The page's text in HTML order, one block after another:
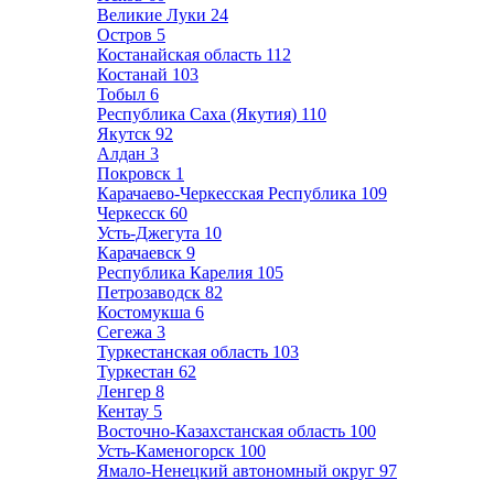
Великие Луки 24
Остров 5
Костанайская область 112
Костанай 103
Тобыл 6
Республика Саха (Якутия) 110
Якутск 92
Алдан 3
Покровск 1
Карачаево-Черкесская Республика 109
Черкесск 60
Усть-Джегута 10
Карачаевск 9
Республика Карелия 105
Петрозаводск 82
Костомукша 6
Сегежа 3
Туркестанская область 103
Туркестан 62
Ленгер 8
Кентау 5
Восточно-Казахстанская область 100
Усть-Каменогорск 100
Ямало-Ненецкий автономный округ 97